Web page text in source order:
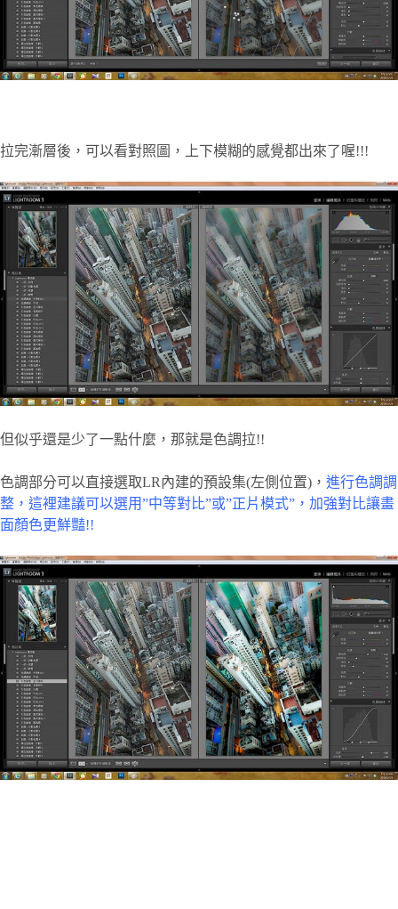
拉完漸層後，可以看對照圖，上下模糊的感覺都出來了喔!!!
但似乎還是少了一點什麼，那就是色調拉!!
色調部分可以直接選取LR內建的預設集(左側位置)， 進行色調調
整，這裡建議可以選用”中等對比”或”正片模式”，加強對比讓畫
面顏色更鮮豔!!